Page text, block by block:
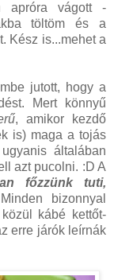
apróra vágott -
töltöm és a
Kész is...mehet a
jutott, hogy a
Mert könnyű
, amikor kezdő
is) maga a tojás
általában
azt pucolni. :D A
főzzünk tuti,
Minden bizonnyal
kábé kettőt-
erre járók leírnák